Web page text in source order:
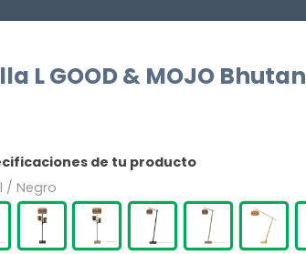
GOOD & MOJO Bhutan
de tu producto
/ Negro